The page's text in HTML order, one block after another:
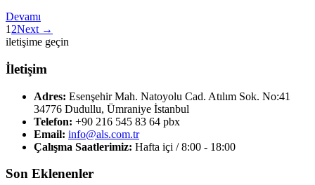
Devamı
1 2Next →
iletişime geçin
İletişim
Adres: Esenşehir Mah. Natoyolu Cad. Atılım Sok. No:41
34776 Dudullu, Ümraniye İstanbul
Telefon: +90 216 545 83 64 pbx
Email: info@als.com.tr
Çalışma Saatlerimiz: Hafta içi / 8:00 - 18:00
Son Eklenenler